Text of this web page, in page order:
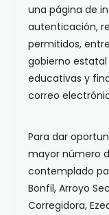
una página de
autenticación,
permitidos,
gobierno
educativas y
correo
Para dar
mayor número
contemplado
Bonfil, Arroyo
Corregidora,